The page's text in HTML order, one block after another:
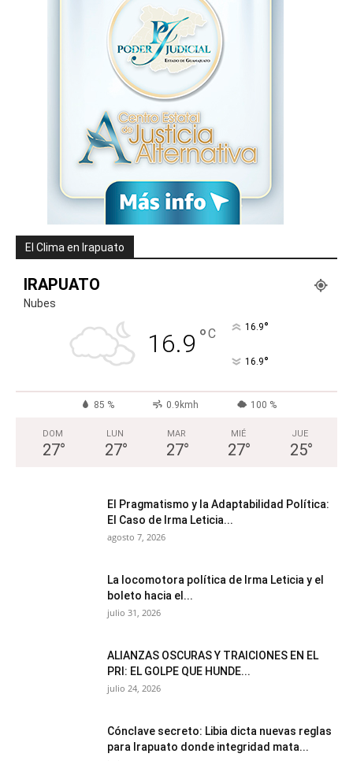
El Clima en Irapuato
IRAPUATO
Nubes
16.9 °C 16.9°
16.9°
85 % 0.9kmh 100 %
DOM
27°
LUN
27°
MAR
27°
MIÉ
27°
JUE
25°
El Pragmatismo y la Adaptabilidad Política:
El Caso de Irma Leticia...
agosto 7, 2026
La locomotora política de Irma Leticia y el
boleto hacia el...
julio 31, 2026
ALIANZAS OSCURAS Y TRAICIONES EN EL
PRI: EL GOLPE QUE HUNDE...
julio 24, 2026
Cónclave secreto: Libia dicta nuevas reglas
para Irapuato donde integridad mata...